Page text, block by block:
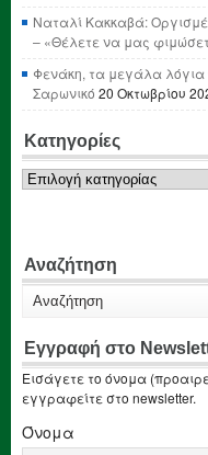
Ναταλί Κακκαβά:
– «Θέλετε να μας
Φενάκη, τα μεγάλα
Σαρωνικό 20 Οκτωβρίου
Κατηγορίες
Κατηγορίες
Αναζήτηση
Εγγραφή στο
Εισάγετε το όνομα
εγγραφείτε στο newsletter.
Όνομα